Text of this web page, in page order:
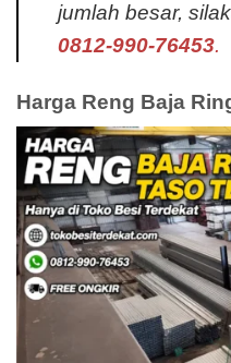
jumlah besar,
0812-990-76453.
Harga Reng Baja